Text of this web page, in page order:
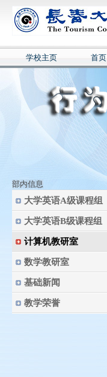
学校主页 首页
部内信息
大学英语A级课程组
大学英语B级课程组
计算机教研室
数学教研室
基础新闻
教学荣誉